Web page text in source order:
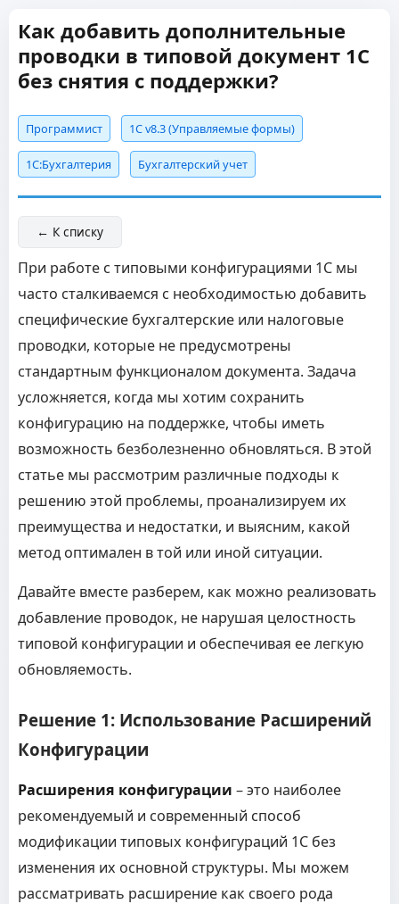
Как добавить дополнительные
проводки в типовой документ 1С
без снятия с поддержки?
Программист 1С v8.3 (Управляемые формы)
1C:Бухгалтерия Бухгалтерский учет
← К списку
При работе с типовыми конфигурациями 1С мы
часто сталкиваемся с необходимостью добавить
специфические бухгалтерские или налоговые
проводки, которые не предусмотрены
стандартным функционалом документа. Задача
усложняется, когда мы хотим сохранить
конфигурацию на поддержке, чтобы иметь
возможность безболезненно обновляться. В этой
статье мы рассмотрим различные подходы к
решению этой проблемы, проанализируем их
преимущества и недостатки, и выясним, какой
метод оптимален в той или иной ситуации.
Давайте вместе разберем, как можно реализовать
добавление проводок, не нарушая целостность
типовой конфигурации и обеспечивая ее легкую
обновляемость.
Решение 1: Использование Расширений
Конфигурации
Расширения конфигурации – это наиболее
рекомендуемый и современный способ
модификации типовых конфигураций 1С без
изменения их основной структуры. Мы можем
рассматривать расширение как своего рода